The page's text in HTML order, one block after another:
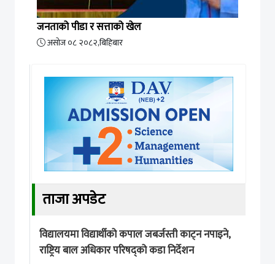
जनताको पीडा र सत्ताको खेल
असोज ०८ २०८२,बिहिबार
ताजा अपडेट
विद्यालयमा विद्यार्थीको कपाल जबर्जस्ती काट्न नपाइने,
राष्ट्रिय बाल अधिकार परिषद्को कडा निर्देशन